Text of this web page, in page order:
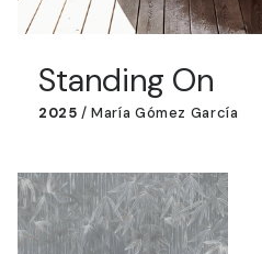
Standing On
2025 / María Gómez García